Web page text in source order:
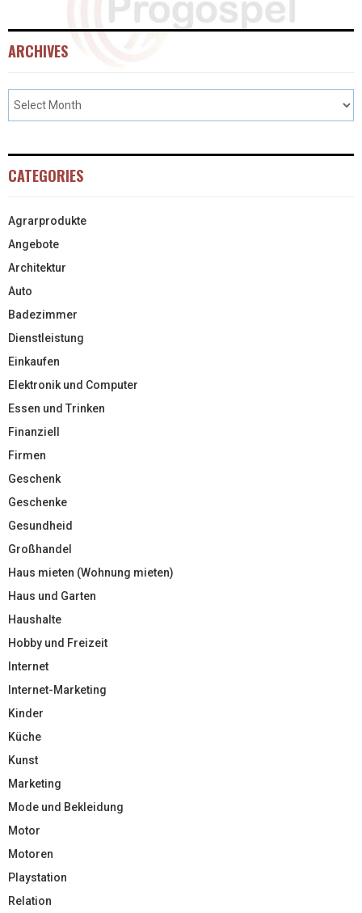
ARCHIVES
CATEGORIES
Agrarprodukte
Angebote
Architektur
Auto
Badezimmer
Dienstleistung
Einkaufen
Elektronik und Computer
Essen und Trinken
Finanziell
Firmen
Geschenk
Geschenke
Gesundheid
Großhandel
Haus mieten (Wohnung mieten)
Haus und Garten
Haushalte
Hobby und Freizeit
Internet
Internet-Marketing
Kinder
Küche
Kunst
Marketing
Mode und Bekleidung
Motor
Motoren
Playstation
Relation